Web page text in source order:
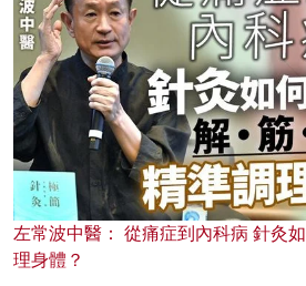
左常波中醫： 從痛症到內科病 針灸
理身體？